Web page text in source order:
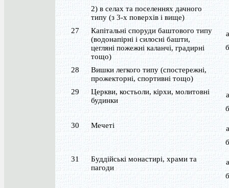
2) в селах та поселеннях дачного
типу (з 3-х поверхів і вище)
27
Капітальні споруди баштового типу
(водонапірні і силосні башти,
цегляні пожежні каланчі, градирні
тощо)
а
б
28
Вишки легкого типу (спостережні,
прожекторні, спортивні тощо)
29
Церкви, костьоли, кірхи, молитовні
будинки
а
б
30 Мечеті
а
б
31
Буддійські монастирі, храми та
пагоди
а
б